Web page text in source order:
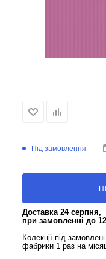
Під замовлення
Доставка 24 серпня,
при замовленні до
Колекції під
фабрики 1 раз на